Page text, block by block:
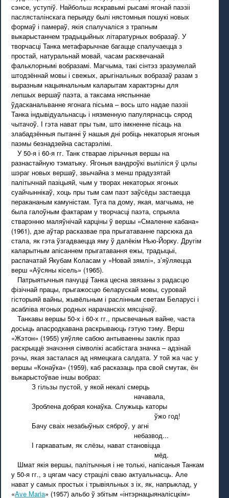
сэнсе, уступіў. Найбольш яскравымі рысамі ягонай паэзіі
паслясталінскага перыяду былі нястомныя пошукі новых
формаў і памераў, якія спалучаліся з трапным
выкарыстаннем традыцыйных літаратурных вобразаў. У
творчасці Танка метафарычнае багацце спалучаецца з
простай, натуральнай мовай, часам расквечанай
фальклорнымі вобразамі. Магчыма, такі сінтэз зразумелай
штодзённай мовы і свежых, арыгінальных вобразаў разам з
выразным нацыянальным каларытам характэрны для
лепшых вершаў паэта, а таксама няспыннае
ўдасканальванне ягонага пісьма – вось што надае паэзіі
Танка індывідуальнасць і нязменную папулярнасць сярод
чытачоў. І гэта нават пры тым, што імкненне пісаць на
злабадзённыя пытанні ў нашыя дні робіць некаторыя ягоныя
паэмы безнадзейна састарэлімі.
У 50-я і 60-я гг. Танк стварае лірычныя вершы на
разнастайную тэматыку. Ягоныя вандроўкі выліліся ў цэлы
шэраг новых вершаў, звычайна з менш прадузятай
палітычнай пазіцыяй, чым у творах некаторых ягоных
суайчыннікаў, хоць пры тым сам паэт заўсёды застаецца
перакананым камуністам. Туга па дому, якая, магчыма, не
была галоўным фактарам у творчасці паэта, спрыяла
стварэнню маляўнічай карціны ў вершы «Смаленне кабана»
(1961), дзе аўтар расказвае пра прыгатаванне парсюка да
стала, як гэта ўзгадваецца яму ў далёкім Нью-Йорку. Другім
каларытным апісаннем прыгатавання ежы, традыцыі,
распачатай Якубам Коласам у «Новай зямлі», з’яўляецца
верш «Аўсяны кісель» (1965).
Патрыятычныя пачуцці Танка цесна звязаны з радасцю
фізічнай працы, прыгажосцю беларускай мовы, суровай
гісторыяй вайны, жывёльным і раслінным светам Беларусі і
асабліва ягоных родных нарачанскіх мясцінаў.
Танкавы вершы 50-х і 60-х гг., прысвечаныя вайне, часта
досыць апасродкавана раскрываюць гэтую тэму. Верш
«Жэтон» (1955) уяўляе сабою антываенны заклік праз
раскрыццё значэння сімволікі асабістага значка – адзінай
рэчы, якая засталася ад нямецкага салдата. У той жа час у
вершы «Конаўка» (1959), каб расказаць пра свой смутак, ён
выкарыстоўвае іншы вобраз:
З гільзы пустой, у якой некалі смерць
начавала,
Зроблена добрая конаўка. Служыць каторы
ўжо год!
Бачу сваіх незабыўных сяброў, у агні
небазвод...
І гаркаватым, як слёзы, нават становіцца
мёд.
Шмат якія вершы, палітычныя і не толькі, напісаныя Танкам
у 50-я гг., з цягам часу страцілі сваю актуальнасць. Але
нават у самых простых і трывіяльных з іх, як, напрыклад, у
«Ave Maria» (1957) альбо ў збітым «інтэрнацыяналісцкім»